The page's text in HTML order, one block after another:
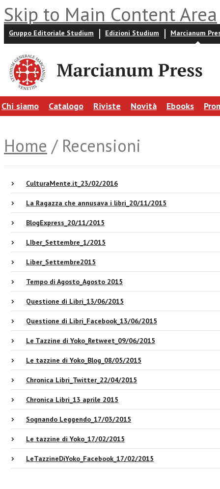
Skip to Main Content Area
Gruppo Editoriale Studium Edizioni Studium Marcianum
Chi siamo Catalogo Riviste Novità Ebooks
Home / Recensioni
CulturaMente.it_23/02/2016
La Ragazza che annusava i libri_20/11/2015
BlogExpress_20/11/2015
LIber_Settembre_1/2015
Liber_Settembre2015
Tempo di Agosto_Agosto 2015
Questione di Libri_13/06/2015
Questione di Libri_Facebook_13/06/2015
Le Tazzine di Yoko_Retweet_09/06/2015
Le tazzine di Yoko_Blog_08/05/2015
Chronica Libri_Twitter_22/04/2015
Chronica Libri_13 aprile 2015
Sognando Leggendo_17/03/2015
Le tazzine di Yoko_17/02/2015
LeTazzineDiYoko_Facebook_17/02/2015